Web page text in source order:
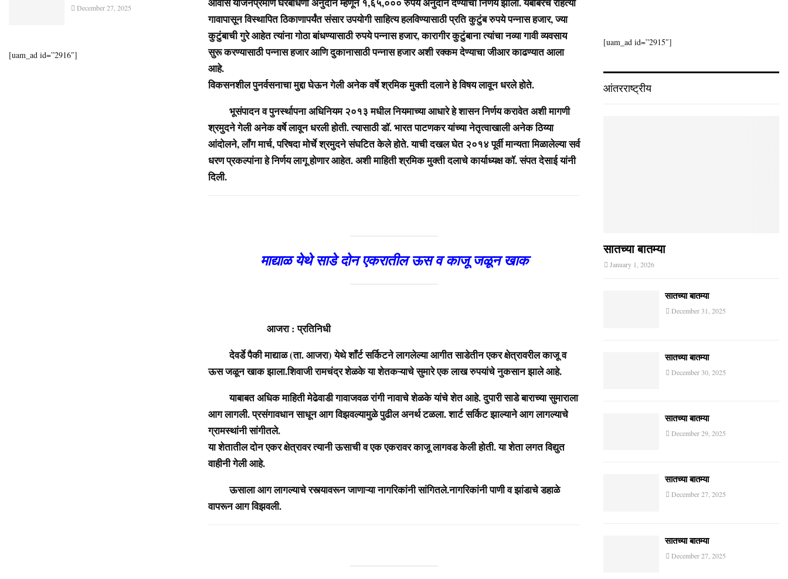
गावापासून विस्थापित ठिकाणापर्यंत संसार उपयोगी साहित्य हलविण्यासाठी प्रति कुटुंब रुपये पन्नास हजार, ज्या
कुटुंबाची गुरे आहेत त्यांना गोठा बांधण्यासाठी रुपये पन्नास हजार, कारागीर कुटुंबाना त्यांचा नव्या गावी व्यवसाय
सुरू करण्यासाठी पन्नास हजार आणि दुकानासाठी पन्नास हजार अशी रक्कम देण्याचा जीआर काढण्यात आला
आहे.
विकसनशील पुनर्वसनाचा मुद्दा घेऊन गेली अनेक वर्षे श्रमिक मुक्ती दलाने हे विषय लावून धरले होते.
भूसंपादन व पुनर्स्थापना अधिनियम २०१३ मधील नियमाच्या आधारे हे शासन निर्णय करावेत अशी मागणी
श्रमुदने गेली अनेक वर्षे लावून धरली होती. त्यासाठी डॉ. भारत पाटणकर यांच्या नेतृत्वाखाली अनेक ठिय्या
आंदोलने, लॉंग मार्च, परिषदा मोर्चे श्रमुदने संघटित केले होते. याची दखल घेत २०१४ पूर्वी मान्यता मिळालेल्या सर्व
धरण प्रकल्पांना हे निर्णय लागू होणार आहेत. अशी माहिती श्रमिक मुक्ती दलाचे कार्याध्यक्ष कॉ. संपत देसाई यांनी
दिली.
माद्याळ येथे साडे दोन एकरातील ऊस व काजू जळून खाक
आजरा : प्रतिनिधी
देवर्डे पैकी माद्याळ (ता. आजरा) येथे शाँर्ट सर्किटने लागलेल्या आगीत साडेतीन एकर क्षेत्रावरील काजू व
ऊस जळून खाक झाला.शिवाजी रामचंद्र शेळके या शेतकऱ्याचे सुमारे एक लाख रुपयांचे नुकसान झाले आहे.
याबाबत अधिक माहिती मेढेवाडी गावाजवळ रांगी नावाचे शेळके यांचे शेत आहे. दुपारी साडे बाराच्या सुमाराला
आग लागली. प्रसंगावधान साधून आग विझवल्यामुळे पुढील अनर्थ टळला. शार्ट सर्किट झाल्याने आग लागल्याचे
ग्रामस्थांनी सांगीतले.
या शेतातील दोन एकर क्षेत्रावर त्यानी ऊसाची व एक एकरावर काजू लागवड केली होती. या शेता लगत विद्युत
वाहीनी गेली आहे.
ऊसाला आग लागल्याचे रस्त्यावरून जाणाऱ्या नागरिकांनी सांगितले.नागरिकांनी पाणी व झांडाचे डहाळे
वापरून आग विझवली.
December 27, 2025
[uam_ad id=”2916″]
[uam_ad id=”2915″]
आंतरराष्ट्रीय
सातच्या बातम्या
January 1, 2026
सातच्या बातम्या
December 31, 2025
सातच्या बातम्या
December 30, 2025
सातच्या बातम्या
December 29, 2025
सातच्या बातम्या
December 27, 2025
सातच्या बातम्या
December 27, 2025